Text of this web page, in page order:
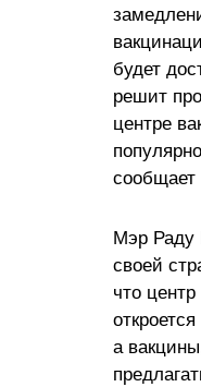
будет
решит
центре
сообщает
Мэр Раду
своей
что
а